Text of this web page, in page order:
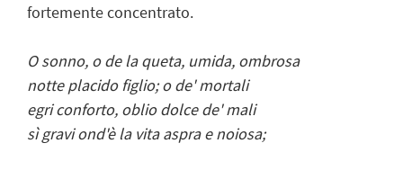
fortemente concentrato.
O sonno, o de la queta, umida, ombrosa
notte placido figlio; o de' mortali
egri conforto, oblio dolce de' mali
sì gravi ond'è la vita aspra e noiosa;